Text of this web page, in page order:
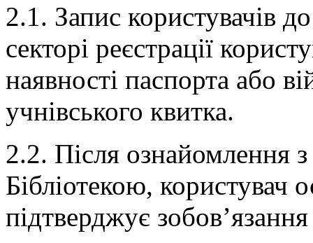
2.1. Запис користувачів
секторі реєстрації
наявності паспорта або
учнівського квитка.
2.2. Після ознайомлення
Бібліотекою, користувач
підтверджує